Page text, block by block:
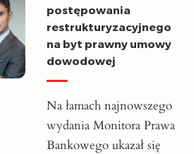
postępowania
restrukturyzacyjnego
na byt prawny umowy
dowodowej
Na łamach najnowszego
wydania Monitora Prawa
Bankowego ukazał się